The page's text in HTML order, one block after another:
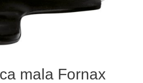
mala Fornax